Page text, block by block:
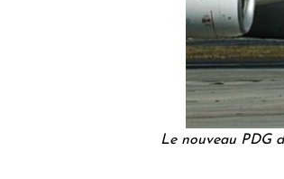
Le nouveau PDG